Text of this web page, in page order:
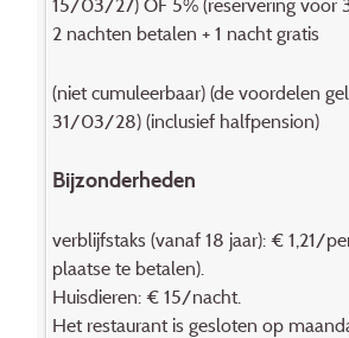
15/03/27) OF 5% (reservering
2 nachten betalen + 1 nacht gratis
(niet cumuleerbaar) (de voordelen
31/03/28) (inclusief halfpension)
Bijzonderheden
verblijfstaks (vanaf 18 jaar): € 1,21/
plaatse te betalen).
Huisdieren: € 15/nacht.
Het restaurant is gesloten op